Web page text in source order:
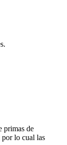
primas de
por lo cual las